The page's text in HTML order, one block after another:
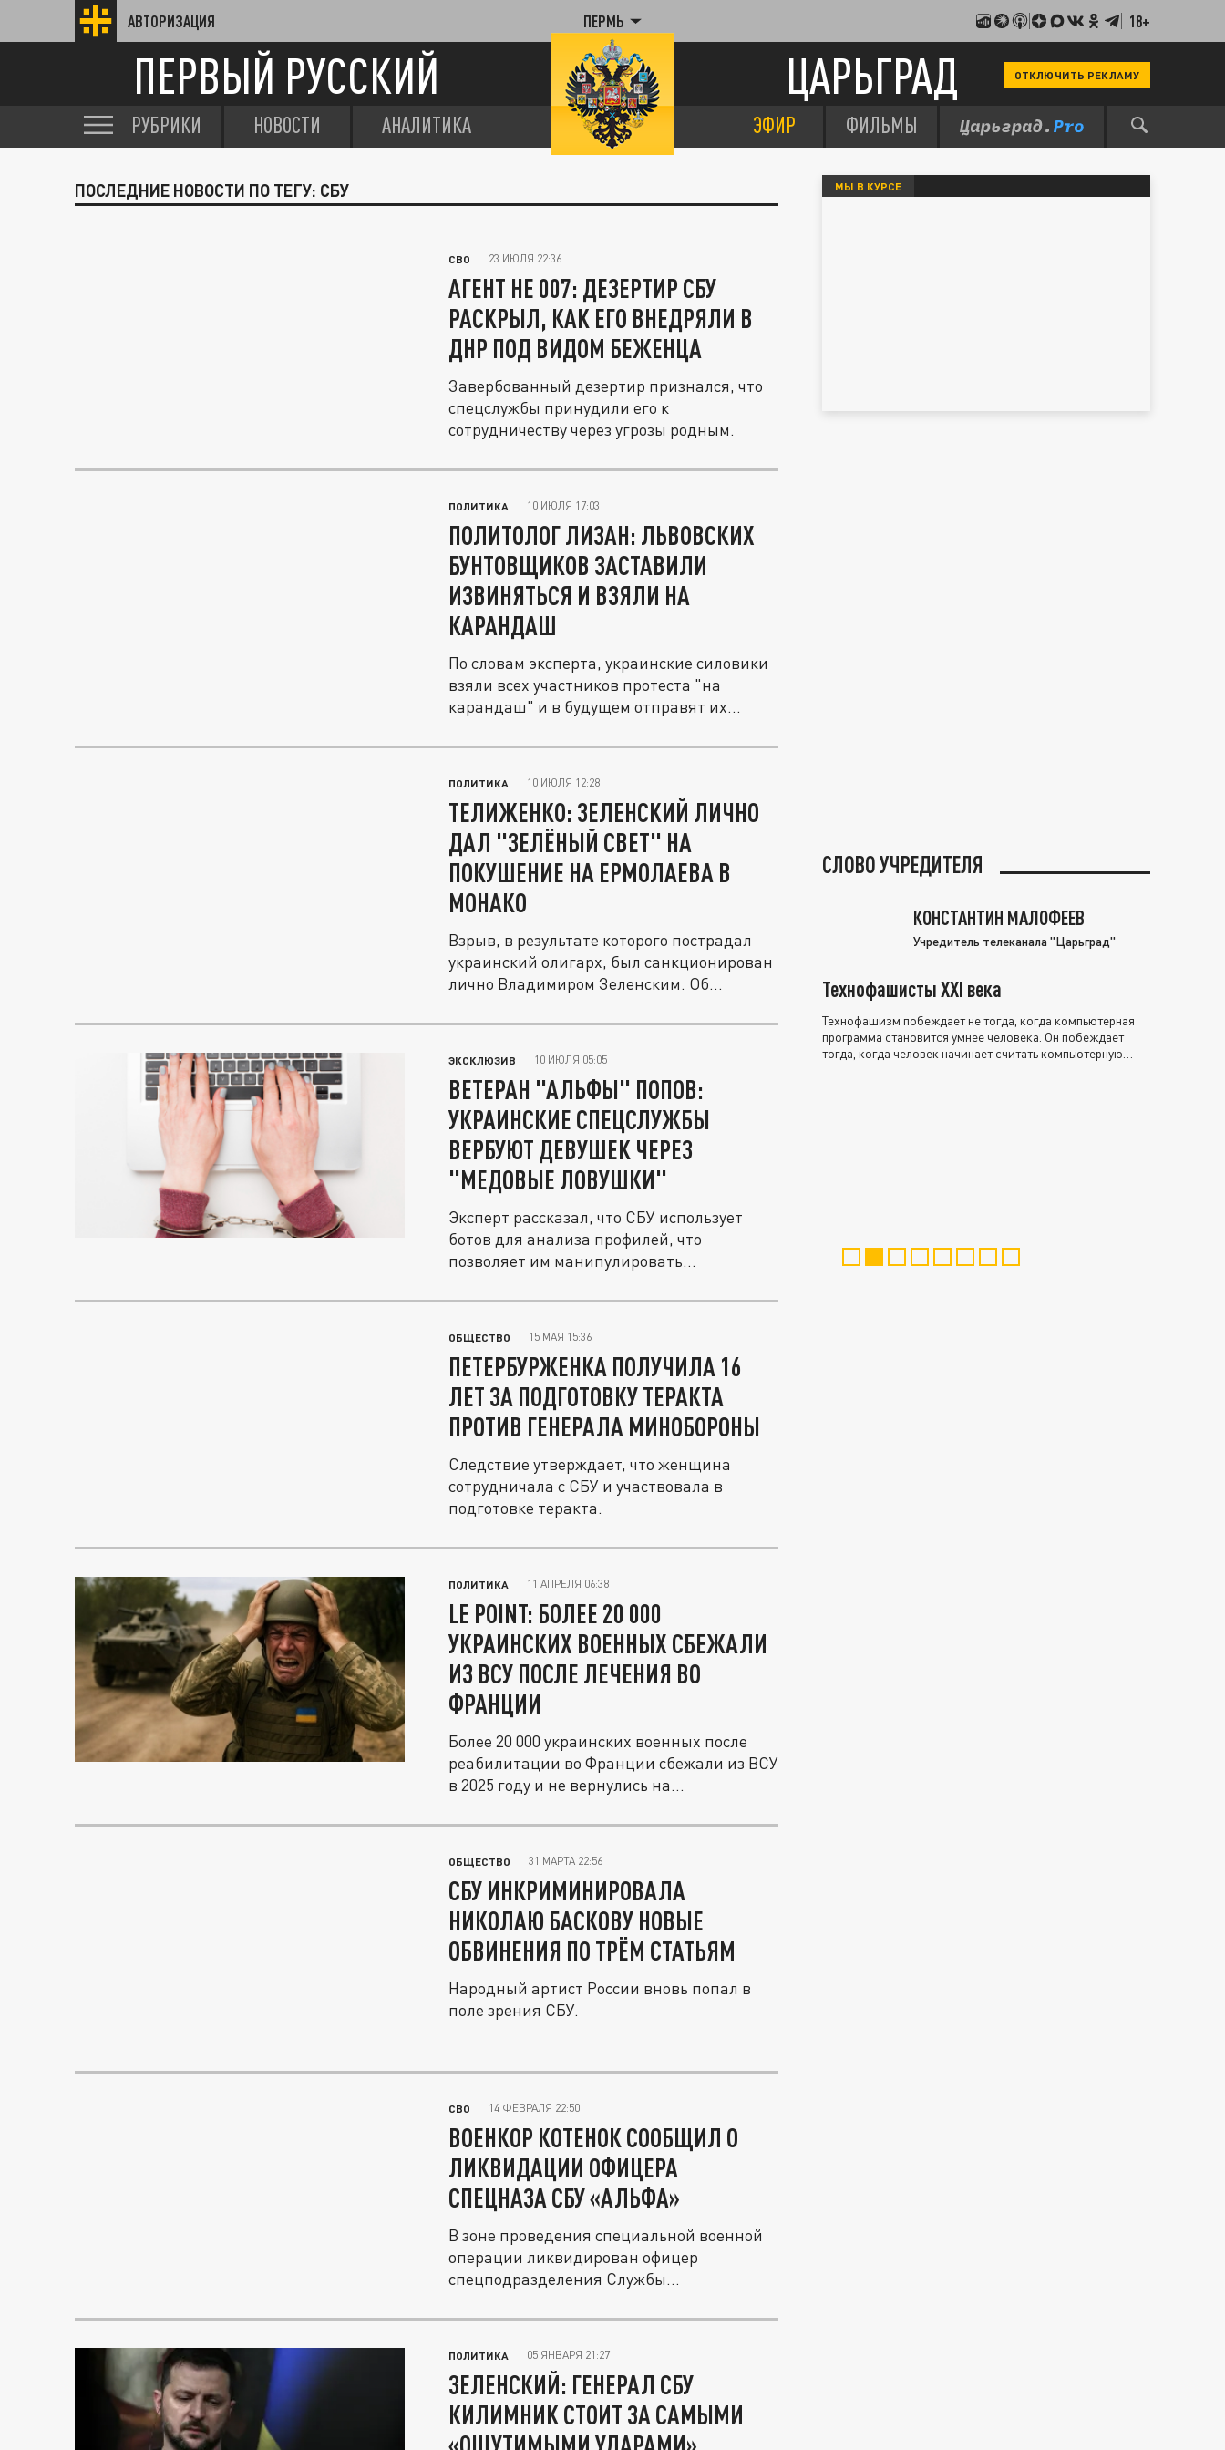
АВТОРИЗАЦИЯ ПЕРМЬ 18+
ПЕРВЫЙ РУССКИЙ ЦАРЬГРАД ОТКЛЮЧИТЬ РЕКЛАМУ
РУБРИКИ НОВОСТИ АНАЛИТИКА ЭФИР ФИЛЬМЫ
ПОСЛЕДНИЕ НОВОСТИ ПО ТЕГУ: СБУ
СВО 23 ИЮЛЯ 22:36
АГЕНТ НЕ 007: ДЕЗЕРТИР СБУ
РАСКРЫЛ, КАК ЕГО ВНЕДРЯЛИ В
ДНР ПОД ВИДОМ БЕЖЕНЦА
Завербованный дезертир признался, что
спецслужбы принудили его к
сотрудничеству через угрозы родным.
ПОЛИТИКА 10 ИЮЛЯ 17:03
ПОЛИТОЛОГ ЛИЗАН: ЛЬВОВСКИХ
БУНТОВЩИКОВ ЗАСТАВИЛИ
ИЗВИНЯТЬСЯ И ВЗЯЛИ НА
КАРАНДАШ
По словам эксперта, украинские силовики
взяли всех участников протеста "на
карандаш" и в будущем отправят их...
ПОЛИТИКА 10 ИЮЛЯ 12:28
ТЕЛИЖЕНКО: ЗЕЛЕНСКИЙ ЛИЧНО
ДАЛ "ЗЕЛЁНЫЙ СВЕТ" НА
ПОКУШЕНИЕ НА ЕРМОЛАЕВА В
МОНАКО
Взрыв, в результате которого пострадал
украинский олигарх, был санкционирован
лично Владимиром Зеленским. Об...
ЭКСКЛЮЗИВ 10 ИЮЛЯ 05:05
ВЕТЕРАН "АЛЬФЫ" ПОПОВ:
УКРАИНСКИЕ СПЕЦСЛУЖБЫ
ВЕРБУЮТ ДЕВУШЕК ЧЕРЕЗ
"МЕДОВЫЕ ЛОВУШКИ"
Эксперт рассказал, что СБУ использует
ботов для анализа профилей, что
позволяет им манипулировать
ОБЩЕСТВО 15 МАЯ 15:36
ПЕТЕРБУРЖЕНКА ПОЛУЧИЛА 16
ЛЕТ ЗА ПОДГОТОВКУ ТЕРАКТА
ПРОТИВ ГЕНЕРАЛА МИНОБОРОНЫ
Следствие утверждает, что женщина
сотрудничала с СБУ и участвовала в
подготовке теракта.
ПОЛИТИКА 11 АПРЕЛЯ 06:38
LE POINT: БОЛЕЕ 20 000
УКРАИНСКИХ ВОЕННЫХ СБЕЖАЛИ
ИЗ ВСУ ПОСЛЕ ЛЕЧЕНИЯ ВО
ФРАНЦИИ
Более 20 000 украинских военных после
реабилитации во Франции сбежали из ВСУ
в 2025 году и не вернулись на...
ОБЩЕСТВО 31 МАРТА 22:56
СБУ ИНКРИМИНИРОВАЛА
НИКОЛАЮ БАСКОВУ НОВЫЕ
ОБВИНЕНИЯ ПО ТРЁМ СТАТЬЯМ
Народный артист России вновь попал в
поле зрения СБУ.
СВО 14 ФЕВРАЛЯ 22:50
ВОЕНКОР КОТЕНОК СООБЩИЛ О
ЛИКВИДАЦИИ ОФИЦЕРА
СПЕЦНАЗА СБУ «АЛЬФА»
В зоне проведения специальной военной
операции ликвидирован офицер
спецподразделения Службы
ПОЛИТИКА 05 ЯНВАРЯ 21:27
ЗЕЛЕНСКИЙ: ГЕНЕРАЛ СБУ
КИЛИМНИК СТОИТ ЗА САМЫМИ
МЫ В КУРСЕ
СЛОВО УЧРЕДИТЕЛЯ
КОНСТАНТИН МАЛОФЕЕВ
Учредитель телеканала "Царьград"
Технофашисты XXI века
Технофашизм побеждает не тогда, когда компьютерная
программа становится умнее человека. Он побеждает
тогда, когда человек начинает считать компьютерную